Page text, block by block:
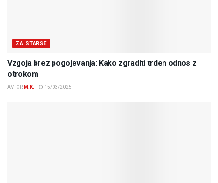
ZA STARŠE
Vzgoja brez pogojevanja: Kako zgraditi trden odnos z
otrokom
AVTOR M.K. 15/03/2025